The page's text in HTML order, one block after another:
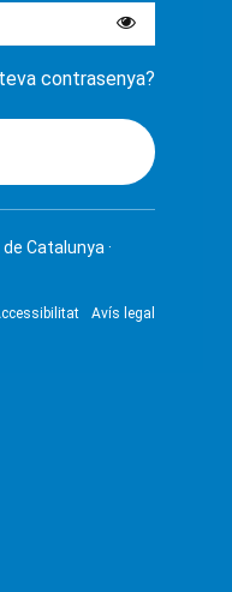
contrasenya?
Catalunya ·
Avís legal